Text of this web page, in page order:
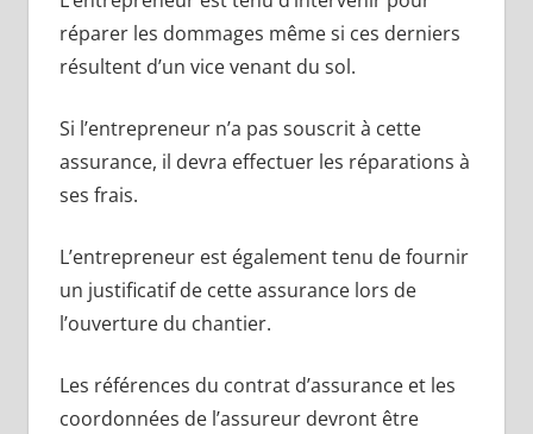
réparer les dommages même si ces derniers
résultent d’un vice venant du sol.
Si l’entrepreneur n’a pas souscrit à cette
assurance, il devra effectuer les réparations à
ses frais.
L’entrepreneur est également tenu de fournir
un justificatif de cette assurance lors de
l’ouverture du chantier.
Les références du contrat d’assurance et les
coordonnées de l’assureur devront être